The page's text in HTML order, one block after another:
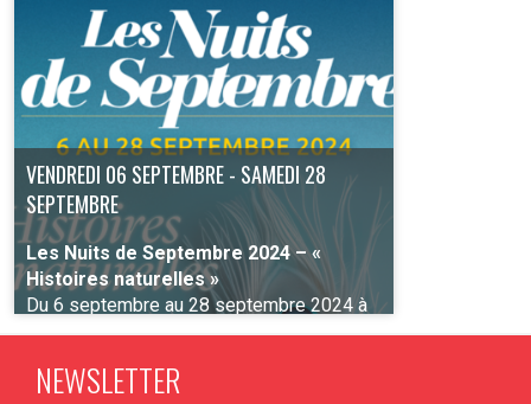
VENDREDI 06 SEPTEMBRE - SAMEDI 28
SEPTEMBRE
Les Nuits de Septembre 2024 – «
Histoires naturelles »
Du 6 septembre au 28 septembre 2024 à
Liège
NEWSLETTER